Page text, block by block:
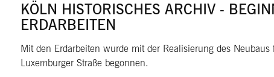
KÖLN HISTORISCHES ARCHIV -
ERDARBEITEN
Mit den Erdarbeiten wurde mit der Realisierung des
Luxemburger Straße begonnen.